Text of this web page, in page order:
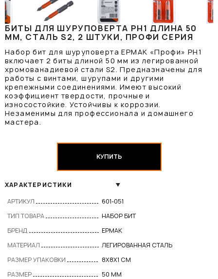
БИТЫ ДЛЯ ШУРУПОВЕРТА PH1 ДЛИНА 50
ММ, СТАЛЬ S2, 2 ШТУКИ, ПРОФИ СЕРИЯ
Набор бит для шуруповерта ЕРМАК «Профи» PH1
включает 2 биты длиной 50 мм из легированной
хромованадиевой стали S2. Предназначены для
работы с винтами, шурупами и другими
крепежными соединениями. Имеют высокий
коэффициент твердости, прочные и
износостойкие. Устойчивы к коррозии.
Незаменимы для профессионала и домашнего
мастера.
КУПИТЬ
ХАРАКТЕРИСТИКИ
АРТИКУЛ
601-051
ТИП ТОВАРА
НАБОР БИТ
БРЕНД
ЕРМАК
МАТЕРИАЛ
ЛЕГИРОВАННАЯ СТАЛЬ
РАЗМЕР УПАКОВКИ
8X8X1 СМ
РАЗМЕР
50 ММ